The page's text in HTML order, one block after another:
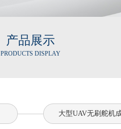
产品展示
PRODUCTS DISPLAY
大型UAV无刷舵机